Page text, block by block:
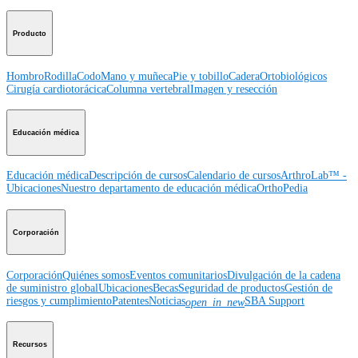
Producto
HombroRodillaCodoMano y muñecaPie y tobilloCaderaOrtobiológicos
Cirugía cardiotorácicaColumna vertebralImagen y resección
Educación médica
Educación médicaDescripción de cursosCalendario de cursosArthroLab™ -
UbicacionesNuestro departamento de educación médicaOrthoPedia
Corporación
CorporaciónQuiénes somosEventos comunitariosDivulgación de la cadena
de suministro globalUbicacionesBecasSeguridad de productosGestión de
riesgos y cumplimientoPatentesNoticiasopen_in_newSBA Support
Recursos